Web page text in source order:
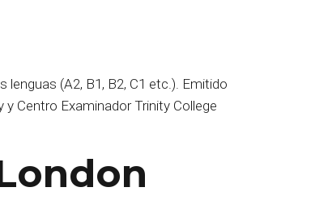
(A2, B1, B2, C1 etc.). Emitido
Centro Examinador Trinity College